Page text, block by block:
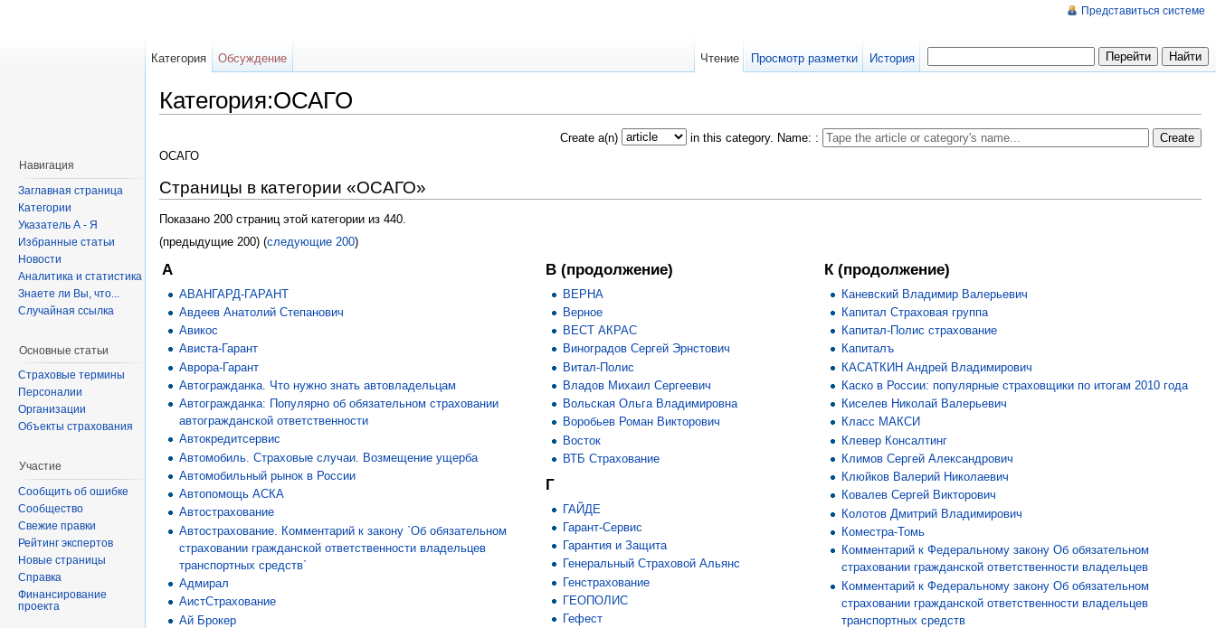
Категория:ОСАГО
Create a(n)
in this category. Name: :
ОСАГО
Страницы в категории «ОСАГО»
Показано 200 страниц этой категории из 440.
(предыдущие 200) (следующие 200)
А
АВАНГАРД-ГАРАНТ
Авдеев Анатолий Степанович
Авикос
Ависта-Гарант
Аврора-Гарант
Автогражданка. Что нужно знать автовладельцам
Автогражданка: Популярно об обязательном страховании
автогражданской ответственности
Автокредитсервис
Автомобиль. Страховые случаи. Возмещение ущерба
Автомобильный рынок в России
Автопомощь АСКА
Автострахование
Автострахование. Комментарий к закону `Об обязательном
страховании гражданской ответственности владельцев
транспортных средств`
Адмирал
АистСтрахование
Ай Брокер
В (продолжение)
ВЕРНА
Верное
ВЕСТ АКРАС
Виноградов Сергей Эрнстович
Витал-Полис
Владов Михаил Сергеевич
Вольская Ольга Владимировна
Воробьев Роман Викторович
Восток
ВТБ Страхование
Г
ГАЙДЕ
Гарант-Сервис
Гарантия и Защита
Генеральный Страховой Альянс
Генстрахование
ГЕОПОЛИС
Гефест
К (продолжение)
Каневский Владимир Валерьевич
Капитал Страховая группа
Капитал-Полис страхование
Капиталъ
КАСАТКИН Андрей Владимирович
Каско в России: популярные страховщики по итогам 2010 года
Киселев Николай Валерьевич
Класс МАКСИ
Клевер Консалтинг
Климов Сергей Александрович
Клюйков Валерий Николаевич
Ковалев Сергей Викторович
Колотов Дмитрий Владимирович
Коместра-Томь
Комментарий к Федеральному закону Об обязательном
страховании гражданской ответственности владельцев
Комментарий к Федеральному закону Об обязательном
страховании гражданской ответственности владельцев
транспортных средств
Представиться системе
Категория Обсуждение Чтение Просмотр разметки История
Навигация
Заглавная страница
Категории
Указатель А - Я
Избранные статьи
Новости
Аналитика и статистика
Знаете ли Вы, что...
Случайная ссылка
Основные статьи
Страховые термины
Персоналии
Организации
Объекты страхования
Участие
Сообщить об ошибке
Сообщество
Свежие правки
Рейтинг экспертов
Новые страницы
Справка
Финансирование
проекта